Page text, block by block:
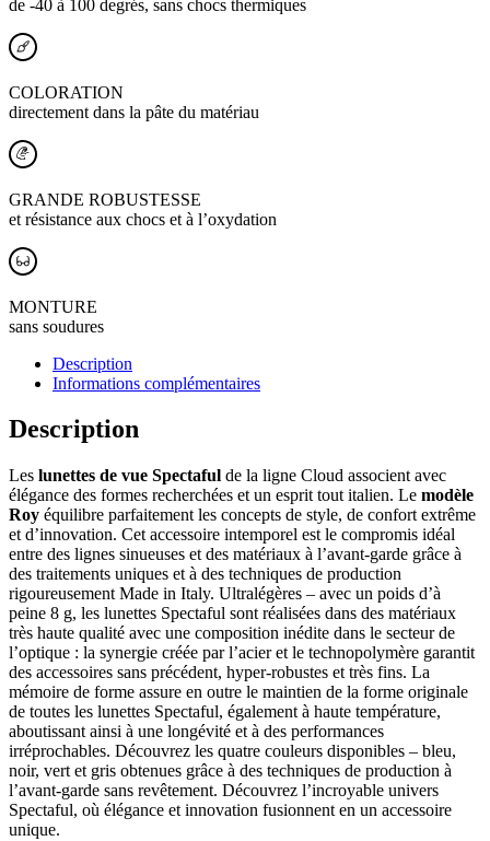
de -40 à 100 degrés, sans chocs thermiques
COLORATION
directement dans la pâte du matériau
GRANDE ROBUSTESSE
et résistance aux chocs et à l’oxydation
MONTURE
sans soudures
Description
Informations complémentaires
Description
Les lunettes de vue Spectaful de la ligne Cloud associent avec
élégance des formes recherchées et un esprit tout italien. Le modèle
Roy équilibre parfaitement les concepts de style, de confort extrême
et d’innovation. Cet accessoire intemporel est le compromis idéal
entre des lignes sinueuses et des matériaux à l’avant-garde grâce à
des traitements uniques et à des techniques de production
rigoureusement Made in Italy. Ultralégères – avec un poids d’à
peine 8 g, les lunettes Spectaful sont réalisées dans des matériaux
très haute qualité avec une composition inédite dans le secteur de
l’optique : la synergie créée par l’acier et le technopolymère garantit
des accessoires sans précédent, hyper-robustes et très fins. La
mémoire de forme assure en outre le maintien de la forme originale
de toutes les lunettes Spectaful, également à haute température,
aboutissant ainsi à une longévité et à des performances
irréprochables. Découvrez les quatre couleurs disponibles – bleu,
noir, vert et gris obtenues grâce à des techniques de production à
l’avant-garde sans revêtement. Découvrez l’incroyable univers
Spectaful, où élégance et innovation fusionnent en un accessoire
unique.